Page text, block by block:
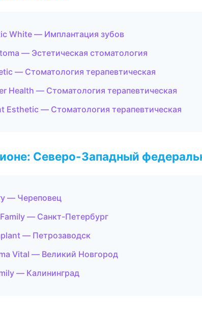
White — Имплантация зубов
— Эстетическая стоматология
— Стоматология терапевтическая
Health — Стоматология терапевтическая
Esthetic — Стоматология терапевтическая
Северо-Западный
— Череповец
— Санкт-Петербург
— Петрозаводск
Vital — Великий Новгород
— Калининград